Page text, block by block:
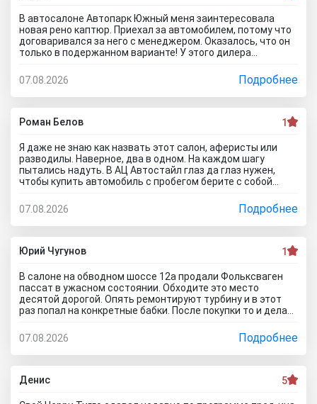
В автосалоне Автопарк Южный меня заинтересовала
новая рено каптюр. Приехал за автомобилем, потому что
договаривался за него с менеджером. Оказалось, что он
только в подержанном варианте! У этого дилера
советовал бы вам приезжать в этот автоцентр на
Гражданскую 1Д в Ставрополь, потому что это наглый
обман! Они только на сайте большой автосалон с
шикарными ценами, на деле мелкая шарашка разводящая
покупателей.
07.08.2026 Подробнее
Роман Белов 1
Я даже не знаю как назвать этот салон, аферисты или
разводилы. Наверное, два в одном. На каждом шагу
пытались надуть. В АЦ Автостайл глаз да глаз нужен,
чтобы купить автомобиль с пробегом берите с собой
еще юриста захватите. Менеджер вообще никак не давал
осмотреть авто. Ни капот открыть, ни в салон сесть, ни
днище глянуть. Попросил документы и то вместо них
ксерокопии принес. Мне даже смешно стало. Может по
картинкам тачку выбирать будем? Как я его не убеждал,
настаивать больше не стал, но очень интересно было, а
если бы я 5 тачек осмотреть захотел, на все 5 договора
бы писали? Бред полнейший..хорошо что в Челябинске
есть куча других автосалонов и этот с лживый автоцентр
можно спокойно объехать стороной.
07.08.2026 Подробнее
Юрий Чугунов 1
В салоне на обводном шоссе 12а продали Фольксваген
пассат в ужасном состоянии. Обходите это место
десятой дорогой. Опять ремонтируют турбину и в этот
раз попал на конкретные бабки. После покупки то и делаю,
что все с машиной идеально, а сейчас ничего не могу
сделать по гарантийному ремонту. Аферисты хреновы! Я
когда спрашивают где купить автомобиль в Тольятти
говорю - где угодно но не в автосалоне М-Авто!
07.08.2026 Подробнее
Денис 5